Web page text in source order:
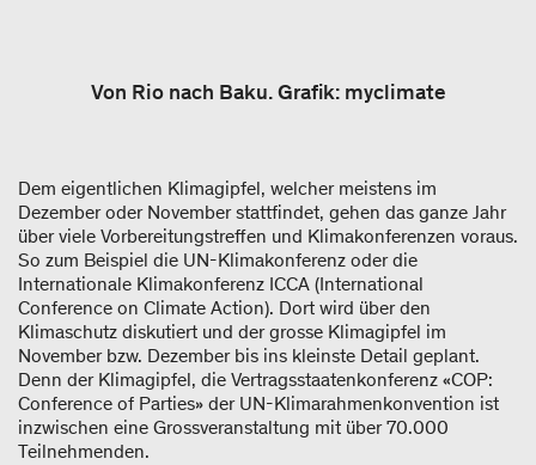
Von Rio nach Baku. Grafik: myclimate
Dem eigentlichen Klimagipfel, welcher meistens im
Dezember oder November stattfindet, gehen das ganze Jahr
über viele Vorbereitungstreffen und Klimakonferenzen voraus.
So zum Beispiel die UN-Klimakonferenz oder die
Internationale Klimakonferenz ICCA (International
Conference on Climate Action). Dort wird über den
Klimaschutz diskutiert und der grosse Klimagipfel im
November bzw. Dezember bis ins kleinste Detail geplant.
Denn der Klimagipfel, die Vertragsstaatenkonferenz «COP:
Conference of Parties» der UN-Klimarahmenkonvention ist
inzwischen eine Grossveranstaltung mit über 70.000
Teilnehmenden.